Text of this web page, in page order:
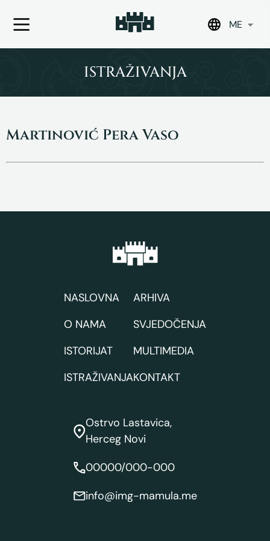
ME
ISTRAŽIVANJA
Martinović Pera Vaso
NASLOVNA
O NAMA
ISTORIJAT
ISTRAŽIVANJA
ARHIVA
SVJEDOČENJA
MULTIMEDIA
KONTAKT
Ostrvo Lastavica,
Herceg Novi
00000/000-000
info@img-mamula.me